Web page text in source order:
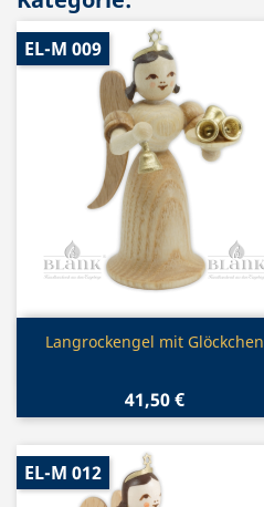
Vorschau
Langrockengel mit Glöckchen
41,50 €
EL-M 009
EL-M 012